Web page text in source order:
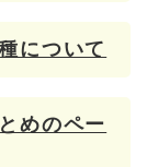
について
めのペー